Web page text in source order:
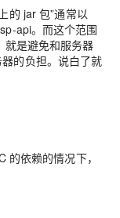
的 jar 包”通常以
api。而这个范围
就是避免和服务器
的负担。说白了就
依赖的情况下，